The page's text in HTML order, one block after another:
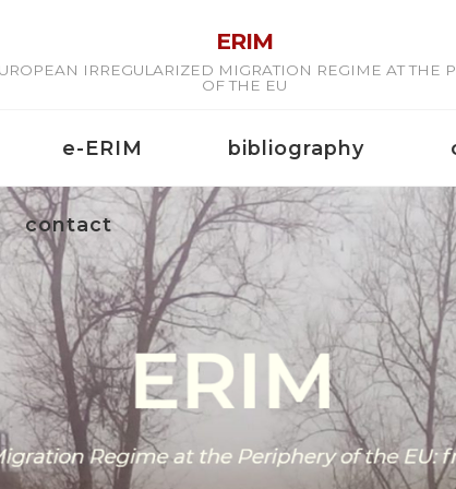
ERIM
IRREGULARIZED MIGRATION REGIME AT THE
OF THE EU
e-ERIM bibliography
contact